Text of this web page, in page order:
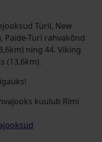
Türil, New
Paide-Türi rahvakõnd
ning 44. Viking
(13,6km).
kuulub Rimi